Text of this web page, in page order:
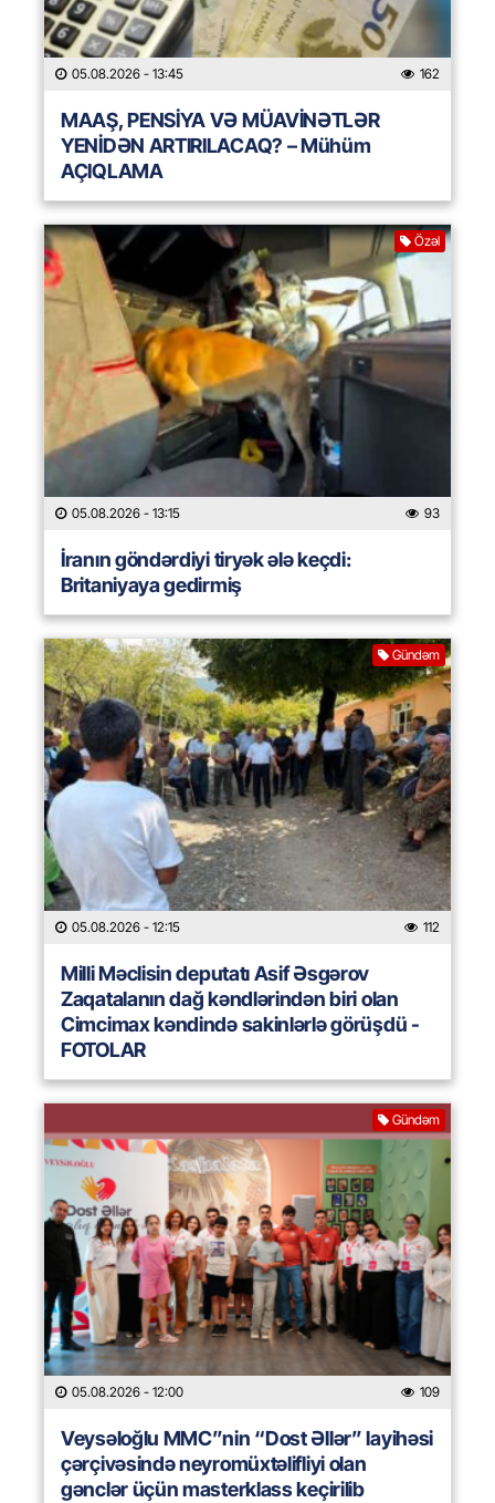
05.08.2026 - 13:45 162
MAAŞ, PENSİYA VƏ MÜAVİNƏTLƏR
YENİDƏN ARTIRILACAQ? – Mühüm
AÇIQLAMA
Özəl
05.08.2026 - 13:15 93
İranın göndərdiyi tiryək ələ keçdi:
Britaniyaya gedirmiş
Gündəm
05.08.2026 - 12:15 112
Milli Məclisin deputatı Asif Əsgərov
Zaqatalanın dağ kəndlərindən biri olan
Cimcimax kəndində sakinlərlə görüşdü -
FOTOLAR
Gündəm
05.08.2026 - 12:00 109
Veysəloğlu MMC”nin “Dost Əllər” layihəsi
çərçivəsində neyromüxtəlifliyi olan
gənclər üçün masterklass keçirilib